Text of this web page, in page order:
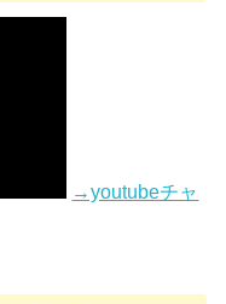
→youtubeチャ